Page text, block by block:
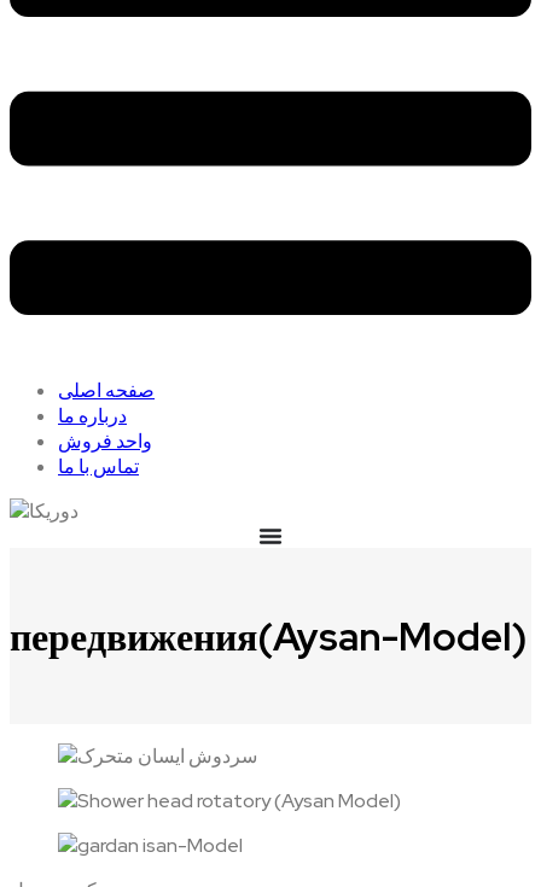
صفحه اصلی
درباره ما
واحد فروش
تماس با ما
передвижения(Aysan-Model)